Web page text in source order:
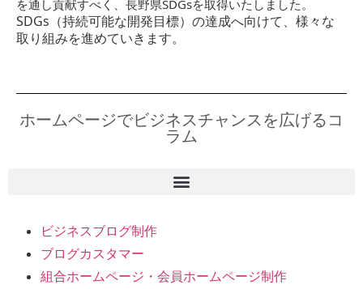
を通し貢献すべく、長野県SDGsを取得いたしました。
SDGs（持続可能な開発目標）の達成へ向けて、様々な
取り組みを進めていきます。
ホームページでビジネスチャンスを広げるコ
ラム
ビジネスブログ制作
ブログカスタマー
組合ホームページ・会員ホームページ制作